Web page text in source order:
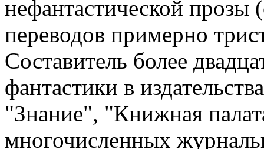
нефантастической
переводов примерно
Составитель более
фантастики в
"Знание", "Книжная
многочисленных